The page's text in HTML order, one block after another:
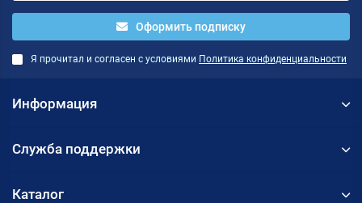
Оформить подписку
Я прочитал и согласен с условиями Политика конфиденциальности
Информация
Служба поддержки
Каталог